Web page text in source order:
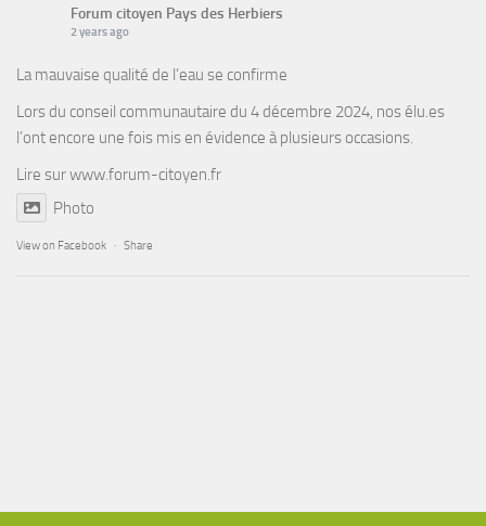
Forum citoyen Pays des Herbiers
2 years ago
La mauvaise qualité de l’eau se confirme
Lors du conseil communautaire du 4 décembre 2024, nos élu.es
l’ont encore une fois mis en évidence à plusieurs occasions.
Lire surwww.forum-citoyen.fr
Photo
View on Facebook · Share